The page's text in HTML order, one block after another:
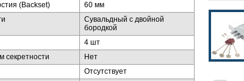
(Backset)
60 мм
Сувальдный с двойной
бородкой
4 шт
секретности
Нет
Отсутствует